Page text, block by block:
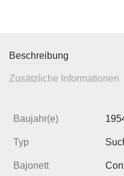
Beschreibung
Zusätzliche Informationen
Baujahr(e)
Typ
Bajonett